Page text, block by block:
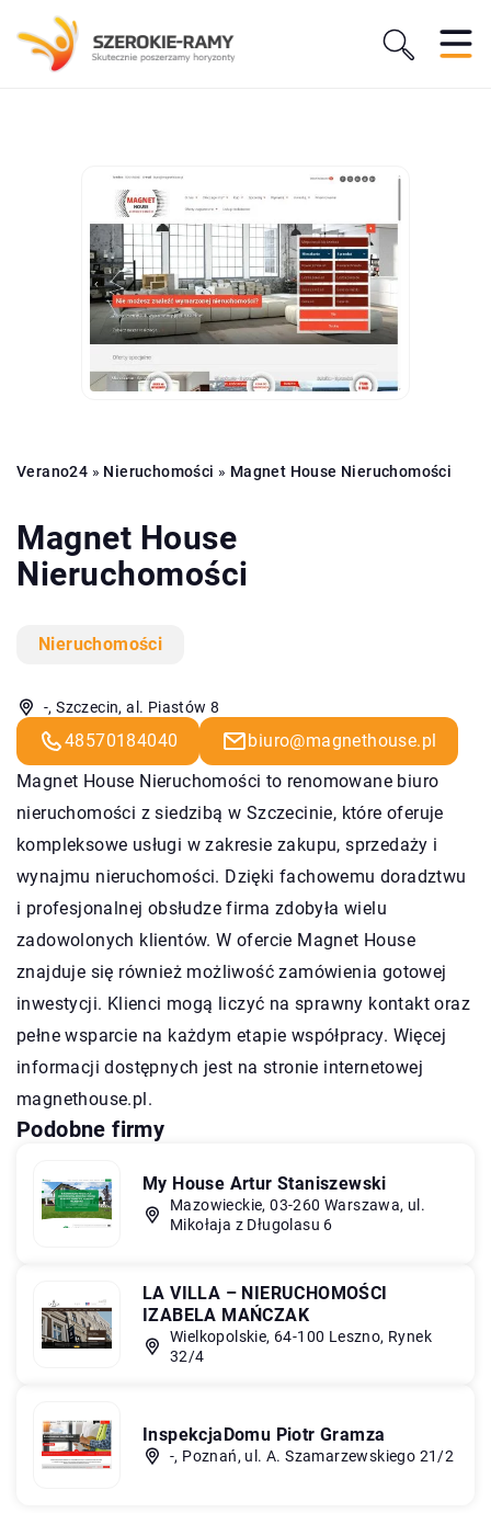
Verano24 » Nieruchomości » Magnet House Nieruchomości
Magnet House
Nieruchomości
Nieruchomości
-, Szczecin, al. Piastów 8
48570184040
biuro@magnethouse.pl
Magnet House Nieruchomości to renomowane biuro
nieruchomości z siedzibą w Szczecinie, które oferuje
kompleksowe usługi w zakresie zakupu, sprzedaży i
wynajmu nieruchomości. Dzięki fachowemu doradztwu
i profesjonalnej obsłudze firma zdobyła wielu
zadowolonych klientów. W ofercie Magnet House
znajduje się również możliwość zamówienia gotowej
inwestycji. Klienci mogą liczyć na sprawny kontakt oraz
pełne wsparcie na każdym etapie współpracy. Więcej
informacji dostępnych jest na stronie internetowej
magnethouse.pl.
Podobne firmy
My House Artur Staniszewski
Mazowieckie, 03-260 Warszawa, ul.
Mikołaja z Długolasu 6
LA VILLA – NIERUCHOMOŚCI
IZABELA MAŃCZAK
Wielkopolskie, 64-100 Leszno, Rynek
32/4
InspekcjaDomu Piotr Gramza
-, Poznań, ul. A. Szamarzewskiego 21/2